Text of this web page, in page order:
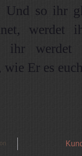
Und so ihr
ihr werdet
wie Er es